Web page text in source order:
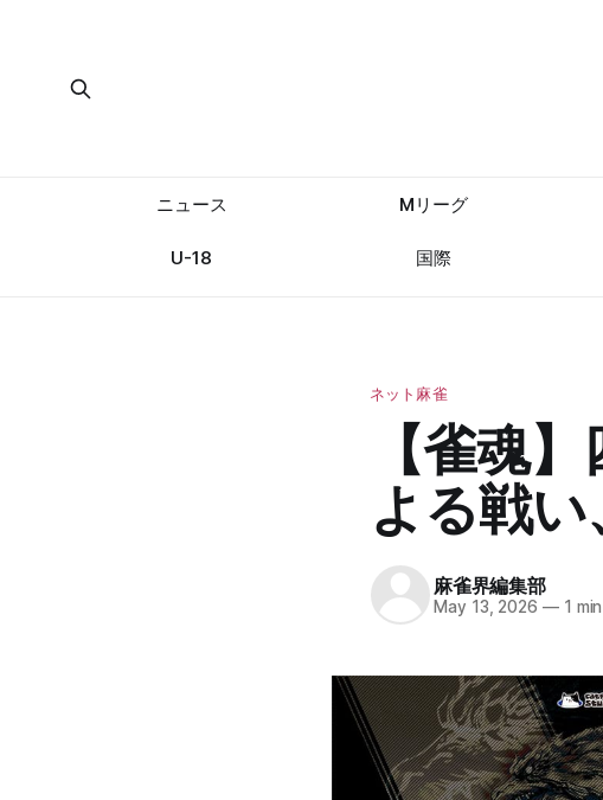
ニュース Mリーグ
U-18 国際
ネット麻雀
【雀魂
よる戦
麻雀界編集部
May 13, 2026 —1